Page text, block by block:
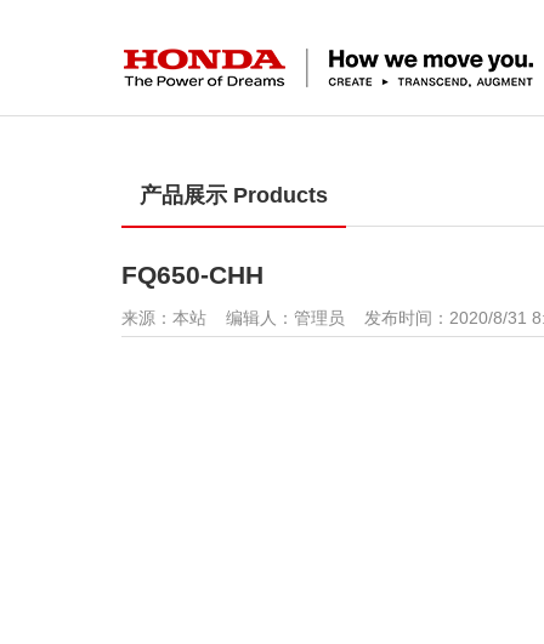
产品展示 Products
FQ650-CHH
来源：本站 编辑人：管理员 发布时间：2020/8/31